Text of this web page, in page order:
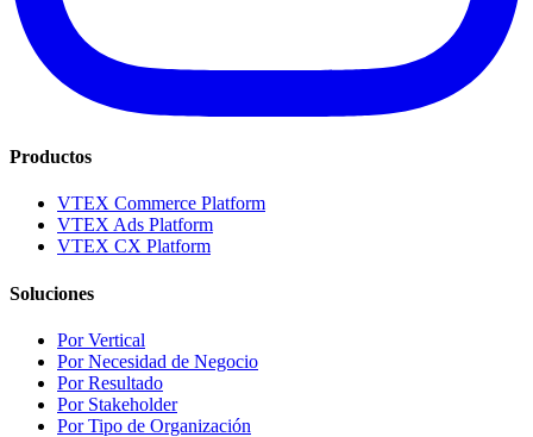
Productos
VTEX Commerce Platform
VTEX Ads Platform
VTEX CX Platform
Soluciones
Por Vertical
Por Necesidad de Negocio
Por Resultado
Por Stakeholder
Por Tipo de Organización